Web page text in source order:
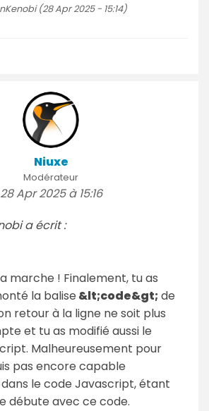
(28 Apr 2025 - 15:14)
Niuxe
Modérateur
28 Apr 2025 à 15:16
a écrit :
marche ! Finalement, tu as
la balise &lt;code&gt;de
retour à la ligne ne soit plus
et tu as modifié aussi le
Malheureusement pour
pas encore capable
le code Javascript, étant
débute avec ce code.